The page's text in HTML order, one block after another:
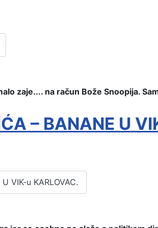
zaje.... na račun Bože Snoopija.
– BANANE U
VIK-u KARLOVAC.